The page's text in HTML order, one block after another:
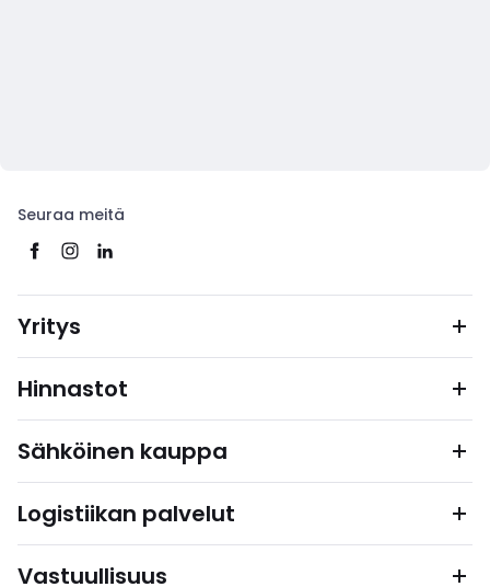
Seuraa meitä
Yritys
Hinnastot
Sähköinen kauppa
Logistiikan palvelut
Vastuullisuus